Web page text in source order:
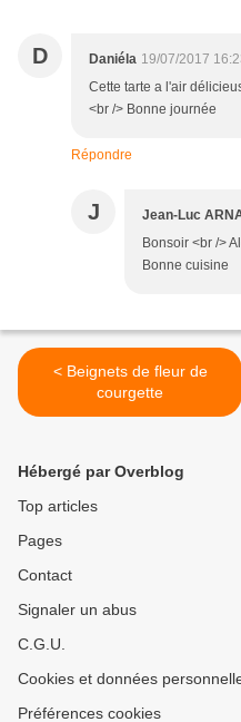
D Daniéla 19/07/2017
Cette tarte a l'air
<br /> Bonne journée
Répondre
J Jean-Luc
Bonsoir <br />
Bonne cuisine
< Beignets de fleur de
courgette
Hébergé par Overblog
Top articles
Pages
Contact
Signaler un abus
C.G.U.
Cookies et données
Préférences cookies